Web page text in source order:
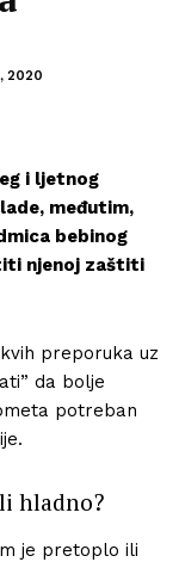
2020
i ljetnog
međutim,
bebinog
njenoj zaštiti
preporuka uz
da bolje
potreban
hladno?
je pretoplo ili